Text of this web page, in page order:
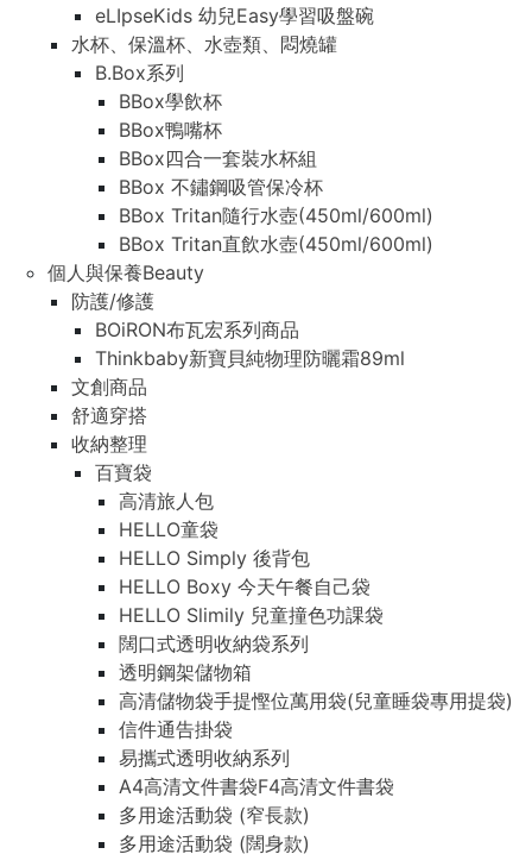
eLIpseKids 幼兒Easy學習吸盤碗
水杯、保溫杯、水壺類、悶燒罐
B.Box系列
BBox學飲杯
BBox鴨嘴杯
BBox四合一套裝水杯組
BBox 不鏽鋼吸管保冷杯
BBox Tritan隨行水壺(450ml/600ml)
BBox Tritan直飲水壺(450ml/600ml)
個人與保養Beauty
防護/修護
BOiRON布瓦宏系列商品
Thinkbaby新寶貝純物理防曬霜89ml
文創商品
舒適穿搭
收納整理
百寶袋
高清旅人包
HELLO童袋
HELLO Simply 後背包
HELLO Boxy 今天午餐自己袋
HELLO Slimily 兒童撞色功課袋
闊口式透明收納袋系列
透明鋼架儲物箱
高清儲物袋手提慳位萬用袋(兒童睡袋專用提袋)
信件通告掛袋
易攜式透明收納系列
A4高清文件書袋F4高清文件書袋
多用途活動袋 (窄長款)
多用途活動袋 (闊身款)